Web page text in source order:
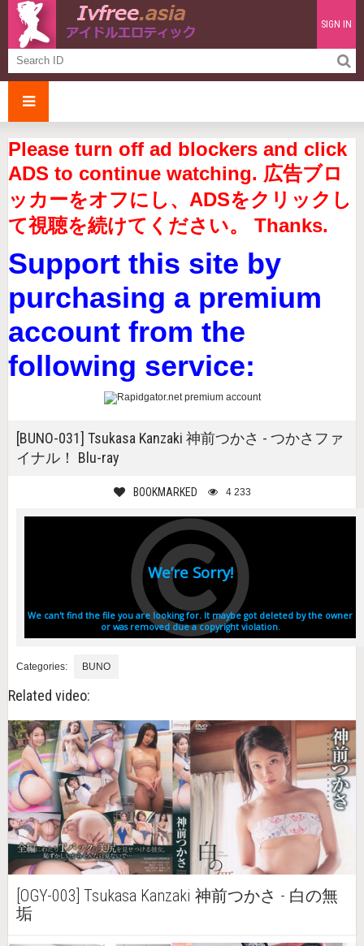
SIGN IN
Please turn off ad blockers and click
ADS to continue watching. 広告ブロ
ッカーをオフにし、ADSをクリックし
て視聴を続けてください。 Thanks.
Support this site by
purchasing a premium
account from the
following service:
[BUNO-031] Tsukasa Kanzaki 神前つかさ - つかさファ
イナル！ Blu-ray
BOOKMARKED 4 233
Categories: BUNO
Related video:
[OGY-003] Tsukasa Kanzaki 神前つかさ - 白の無
垢